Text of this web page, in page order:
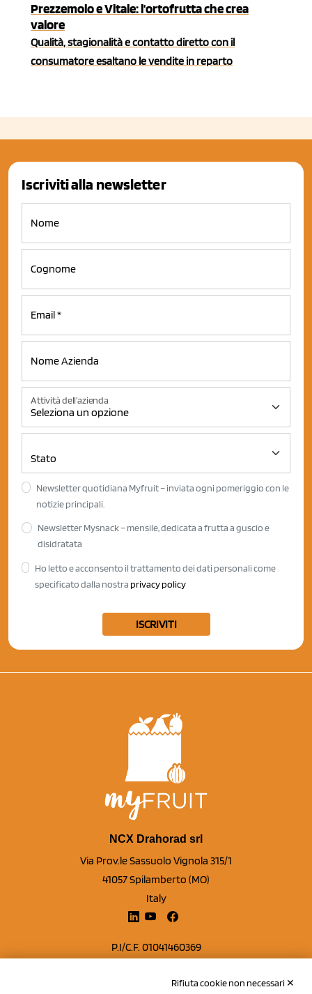
Prezzemolo e Vitale: l'ortofrutta che crea
valore
Qualità, stagionalità e contatto diretto con il
consumatore esaltano le vendite in reparto
Iscriviti alla newsletter
Attività dell'azienda
Newsletter quotidiana Myfruit – inviata ogni pomeriggio con le
notizie principali.
Newsletter Mysnack – mensile, dedicata a frutta a guscio e
disidratata
Ho letto e acconsento il trattamento dei dati personali come
specificato dalla nostra privacy policy
ISCRIVITI
NCX Drahorad srl
Via Prov.le Sassuolo Vignola 315/1
41057 Spilamberto (MO)
Italy
P.I/C.F. 01041460369
Capitale sociale Euro 50.000,00 i.v.Rifiuta cookie non necessari ✕